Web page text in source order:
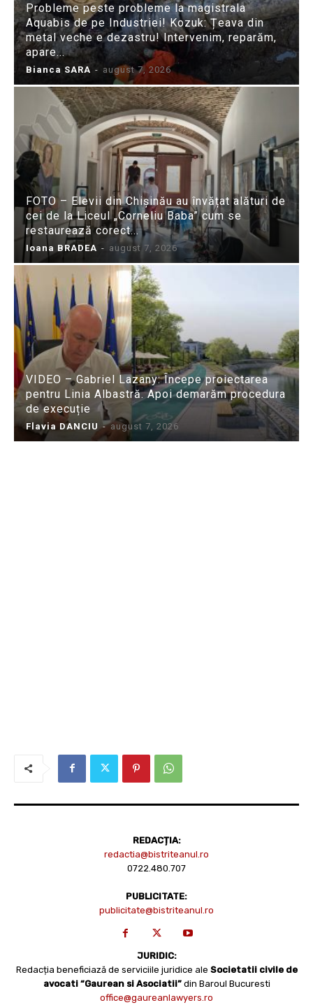
Probleme peste probleme la magistrala
Aquabis de pe Industriei! Kozuk: Țeava din
metal veche e dezastru! Intervenim, reparăm,
apare...
Bianca SARA - august 7, 2026
FOTO – Elevii din Chișinău au învățat alături de
cei de la Liceul „Corneliu Baba” cum se
restaurează corect...
Ioana BRADEA - august 7, 2026
VIDEO – Gabriel Lazany: Începe proiectarea
pentru Linia Albastră. Apoi demarăm procedura
de execuție
Flavia DANCIU - august 7, 2026
REDACȚIA:
redactia@bistriteanul.ro
0722.480.707
PUBLICITATE:
publicitate@bistriteanul.ro
JURIDIC:
Redacția beneficiază de serviciile juridice ale Societatii civile de
avocati “Gaurean si Asociatii” din Baroul Bucuresti
office@gaureanlawyers.ro